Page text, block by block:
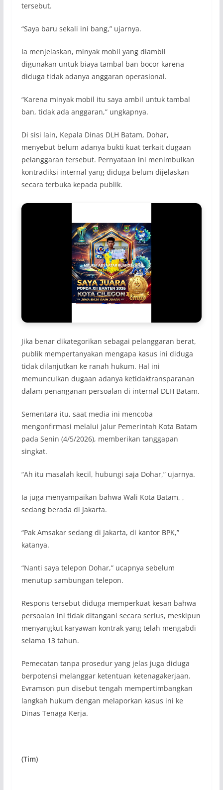
tersebut.
“Saya baru sekali ini bang,” ujarnya.
Ia menjelaskan, minyak mobil yang diambil
digunakan untuk biaya tambal ban bocor karena
diduga tidak adanya anggaran operasional.
“Karena minyak mobil itu saya ambil untuk tambal
ban, tidak ada anggaran,” ungkapnya.
Di sisi lain, Kepala Dinas DLH Batam, Dohar,
menyebut belum adanya bukti kuat terkait dugaan
pelanggaran tersebut. Pernyataan ini menimbulkan
kontradiksi internal yang diduga belum dijelaskan
secara terbuka kepada publik.
Jika benar dikategorikan sebagai pelanggaran berat,
publik mempertanyakan mengapa kasus ini diduga
tidak dilanjutkan ke ranah hukum. Hal ini
memunculkan dugaan adanya ketidaktransparanan
dalam penanganan persoalan di internal DLH Batam.
Sementara itu, saat media ini mencoba
mengonfirmasi melalui jalur Pemerintah Kota Batam
pada Senin (4/5/2026), memberikan tanggapan
singkat.
“Ah itu masalah kecil, hubungi saja Dohar,” ujarnya.
Ia juga menyampaikan bahwa Wali Kota Batam, ,
sedang berada di Jakarta.
“Pak Amsakar sedang di Jakarta, di kantor BPK,”
katanya.
“Nanti saya telepon Dohar,” ucapnya sebelum
menutup sambungan telepon.
Respons tersebut diduga memperkuat kesan bahwa
persoalan ini tidak ditangani secara serius, meskipun
menyangkut karyawan kontrak yang telah mengabdi
selama 13 tahun.
Pemecatan tanpa prosedur yang jelas juga diduga
berpotensi melanggar ketentuan ketenagakerjaan.
Evramson pun disebut tengah mempertimbangkan
langkah hukum dengan melaporkan kasus ini ke
Dinas Tenaga Kerja.
(Tim)